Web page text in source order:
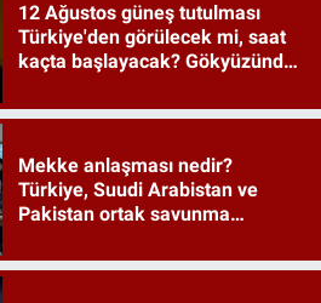
12 Ağustos güneş tutulması
Türkiye'den görülecek mi, saat
kaçta başlayacak? Gökyüzünde
Mekke anlaşması nedir?
Türkiye, Suudi Arabistan ve
Pakistan ortak savunma